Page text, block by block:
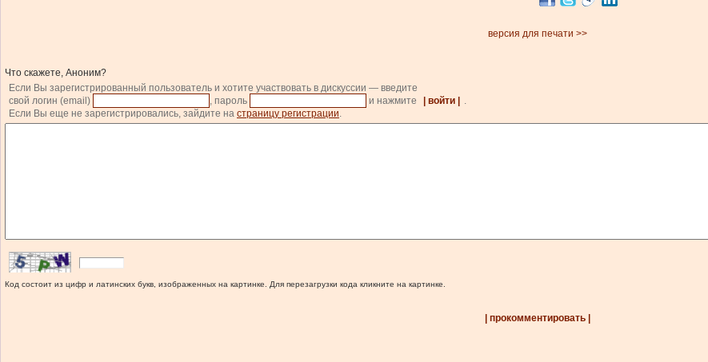
версия для печати >>
Что скажете, Аноним?
Если Вы зарегистрированный пользователь и хотите участвовать в дискуссии — введите
свой логин (email)
, пароль и нажмите | войти |
.
Если Вы еще не зарегистрировались, зайдите на страницу регистрации.
Код состоит из цифр и латинских букв, изображенных на картинке. Для перезагрузки кода кликните на картинке.
| прокомментировать |